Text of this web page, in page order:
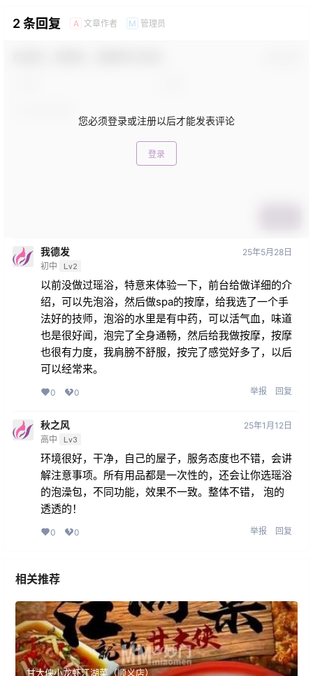
2 条回复 A 文章作者 M 管理员
您必须登录或注册以后才能发表评论
登录
我德发
初中 Lv2
25年5月28日
以前没做过瑶浴，特意来体验一下，前台给做详细的介
绍，可以先泡浴，然后做spa的按摩，给我选了一个手
法好的技师，泡浴的水里是有中药，可以活气血，味道
也是很好闻，泡完了全身通畅，然后给我做按摩，按摩
也很有力度，我肩膀不舒服，按完了感觉好多了，以后
可以经常来。
0 0 举报 回复
秋之风
高中 Lv3
25年1月12日
环境很好，干净，自己的屋子，服务态度也不错，会讲
解注意事项。所有用品都是一次性的，还会让你选瑶浴
的泡澡包，不同功能，效果不一致。整体不错， 泡的
透透的！
0 0 举报 回复
相关推荐
甘大侠小龙虾江湖菜（顺义店）